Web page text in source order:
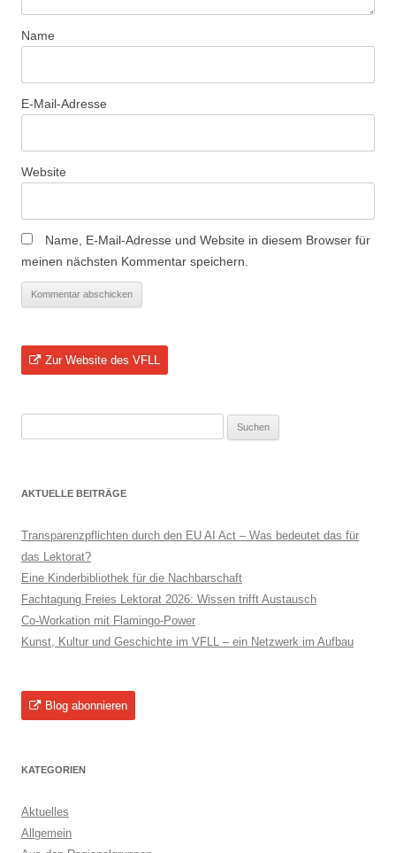
Name
E-Mail-Adresse
Website
Name, E-Mail-Adresse und Website in diesem Browser für
meinen nächsten Kommentar speichern.
Zur Website des VFLL
AKTUELLE BEITRÄGE
Transparenzpflichten durch den EU AI Act – Was bedeutet das für
das Lektorat?
Eine Kinderbibliothek für die Nachbarschaft
Fachtagung Freies Lektorat 2026: Wissen trifft Austausch
Co-Workation mit Flamingo-Power
Kunst, Kultur und Geschichte im VFLL – ein Netzwerk im Aufbau
Blog abonnieren
KATEGORIEN
Aktuelles
Allgemein